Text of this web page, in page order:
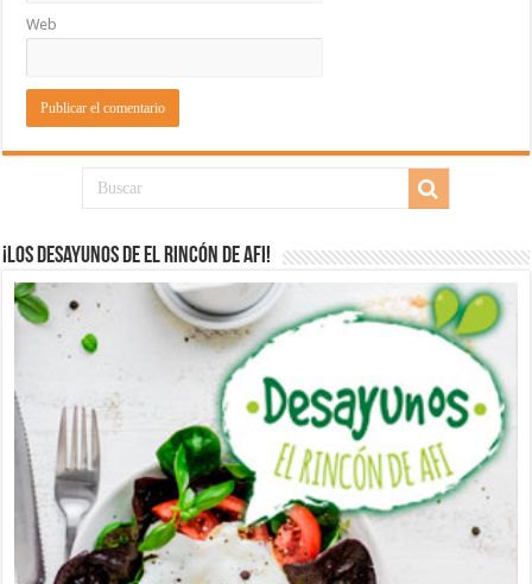
Web
¡Los desayunos de El Rincón de Afi!